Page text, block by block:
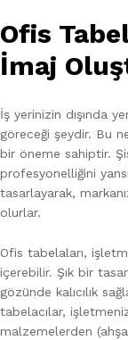
Ofis
İmaj
İş yerinizin dışında
göreceği şeydir. Bu
bir öneme sahiptir.
profesyonelliğini
tasarlayarak,
olurlar.
Ofis tabelaları,
içerebilir. Şık bir
gözünde kalıcılık
tabelacılar,
malzemelerden